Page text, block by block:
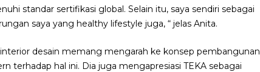
standar sertifikasi global. Selain itu, saya sendiri sebagai
saya yang healthy lifestyle juga, “ jelas Anita.
desain memang mengarah ke konsep pembangunan
terhadap hal ini. Dia juga mengapresiasi TEKA sebagai